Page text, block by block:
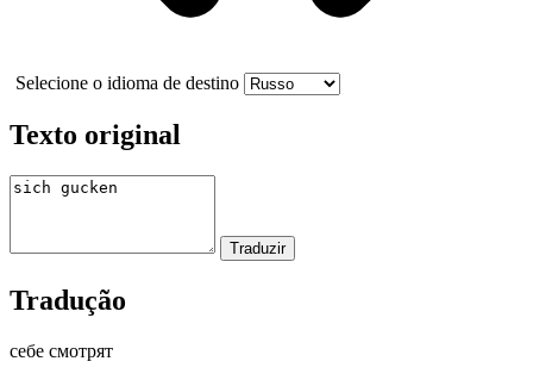
Selecione o idioma de destino
Texto original
Tradução
себе смотрят